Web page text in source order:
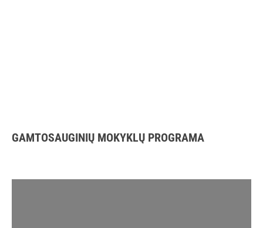
GAMTOSAUGINIŲ MOKYKLŲ PROGRAMA